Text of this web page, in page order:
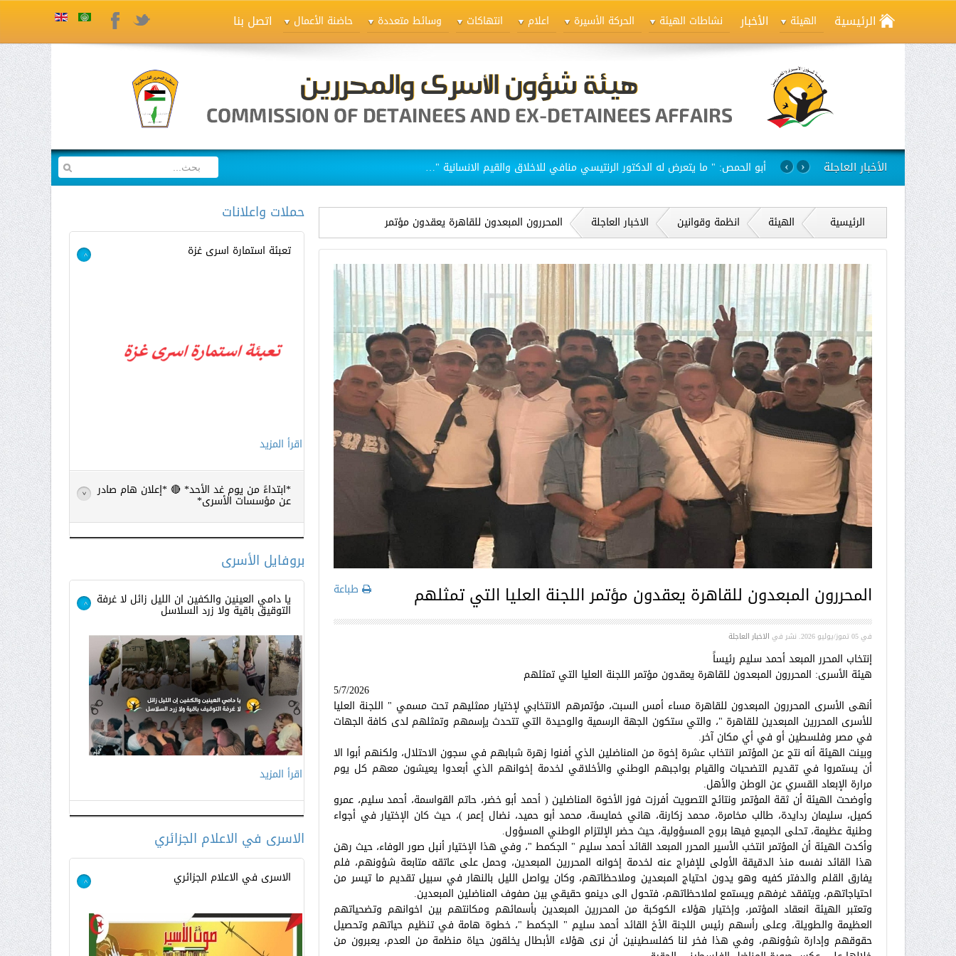
الرئيسية الهيئة الأخبار نشاطات الهيئة الحركة الأسيرة اعلام انتهاكات وسائط متعددة حاضنة الأعمال اتصل بنا FacebookTwitter
الأخبار العاجلة استمرار مسلسل الانتهاكات بحق الاسيرات في سجن "الدامون" › ‹
الرئيسية الهيئة انظمة وقوانين الاخبار العاجلة
المحررون المبعدون للقاهرة يعقدون مؤتمر
اللجنة العليا التي تمثلهم
طباعة المحررون المبعدون للقاهرة يعقدون مؤتمر اللجنة العليا التي تمثلهم
في05 تموز/يوليو 2026 . نشر في الاخبار العاجلة
إنتخاب المحرر المبعد أحمد سليم رئيساً
هيئة الأسرى: المحررون المبعدون للقاهرة يعقدون مؤتمر اللجنة العليا التي تمثلهم
5/7/2026
أنهى الأسرى المحررون المبعدون للقاهرة مساء أمس السبت، مؤتمرهم الانتخابي لإختيار ممثليهم تحت مسمي " اللجنة العليا
للأسرى المحررين المبعدين للقاهرة "، والتي ستكون الجهة الرسمية والوحيدة التي تتحدث يإسمهم وتمثلهم لدى كافة الجهات
في مصر وفلسطين أو في أي مكان آخر.
وبينت الهيئة أنه نتج عن المؤتمر انتخاب عشرة إخوة من المناضلين الذي أفنوا زهرة شبابهم في سجون الاحتلال، ولكنهم أبوا الا
أن يستمروا في تقديم التضحيات والقيام بواجبهم الوطني والأخلاقي لخدمة إخوانهم الذي أبعدوا يعيشون معهم كل يوم
مرارة الإبعاد القسري عن الوطن والأهل.
وأوضحت الهيئة أن ثقة المؤتمر ونتائج التصويت أفرزت فوز الأخوة المناضلين ( أحمد أبو خضر، حاتم القواسمة، أحمد سليم، عمرو
كميل، سليمان ردايدة، طالب مخامرة، محمد زكارنة، هاني خمايسة، محمد أبو حميد، نضال إعمر )، حيث كان الإختيار في أجواء
وطنية عظيمة، تحلى الجميع فيها بروح المسؤولية، حيث حضر الإلتزام الوطني المسؤول.
وأكدت الهيئة أن المؤتمر انتخب الأسير المحرر المبعد القائد أحمد سليم " الجكمط "، وفي هذا الإختيار أنبل صور الوفاء، حيث رهن
هذا القائد نفسه منذ الدقيقة الأولى للإفراج عنه لخدمة إخوانه المحررين المبعدين، وحمل على عاتقه متابعة شؤونهم، فلم
يفارق القلم والدفتر كفيه وهو يدون احتياج المبعدين وملاحظاتهم، وكان يواصل الليل بالنهار في سبيل تقديم ما تيسر من
احتياجاتهم، ويتفقد غرفهم ويستمع لملاحظاتهم، فتحول الى دينمو حقيقي بين صفوف المناضلين المبعدين.
وتعتبر الهيئة انعقاد المؤتمر، وإختيار هؤلاء الكوكبة من المحررين المبعدين بأسمائهم ومكانتهم بين اخوانهم وتضحياتهم
العظيمة والطويلة، وعلى رأسهم رئيس اللجنة الأخ القائد أحمد سليم " الجكمط "، خطوة هامة في تنظيم حياتهم وتحصيل
حقوقهم وإدارة شؤونهم، وفي هذا فخر لنا كفلسطينين أن نرى هؤلاء الأبطال يخلقون حياة منظمة من العدم، يعبرون من
حملات واعلانات
تعبئة استمارة اسرى غزة >
اقرأ المزيد
*ابتداءً من يوم غد الأحد* 🔴 *إعلان هام صادر
عن مؤسسات الأسرى* >
اقرأ المزيد
بروفايل الأسرى
يا دامي العينين والكفين ان الليل زائل لا غرفة
التوقيق باقية ولا زرد السلاسل >
اقرأ المزيد
الاسرى في الاعلام الجزائري
الاسرى في الاعلام الجزائري >